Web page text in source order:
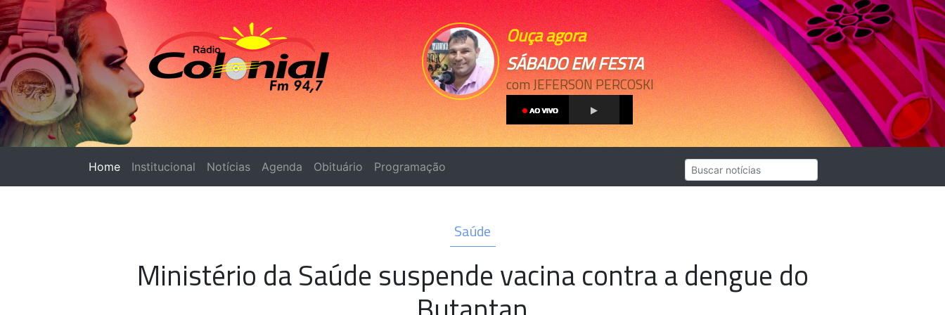
Ouça agora
SÁBADO EM FESTA
com JEFERSON PERCOSKI
Home (página atual)
Institucional Notícias Agenda Obituário Programação
Saúde
Ministério da Saúde suspende vacina contra a dengue do